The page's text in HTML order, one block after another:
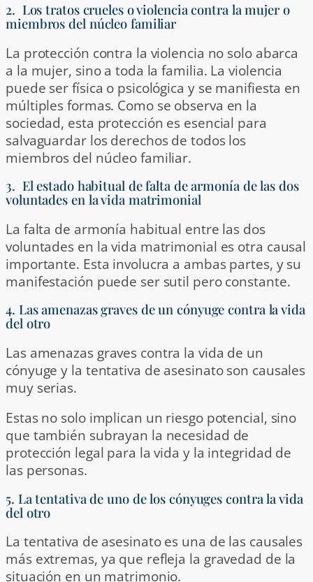
2. Los tratos crueles o violencia contra la mujer o
miembros del núcleo familiar
La protección contra la violencia no solo abarca
a la mujer, sino a toda la familia. La violencia
puede ser física o psicológica y se manifiesta en
múltiples formas. Como se observa en la
sociedad, esta protección es esencial para
salvaguardar los derechos de todos los
miembros del núcleo familiar.
3. El estado habitual de falta de armonía de las dos
voluntades en la vida matrimonial
La falta de armonía habitual entre las dos
voluntades en la vida matrimonial es otra causal
importante. Esta involucra a ambas partes, y su
manifestación puede ser sutil pero constante.
4. Las amenazas graves de un cónyuge contra la vida
del otro
Las amenazas graves contra la vida de un
cónyuge y la tentativa de asesinato son causales
muy serias.
Estas no solo implican un riesgo potencial, sino
que también subrayan la necesidad de
protección legal para la vida y la integridad de
las personas.
5. La tentativa de uno de los cónyuges contra la vida
del otro
La tentativa de asesinato es una de las causales
más extremas, ya que refleja la gravedad de la
situación en un matrimonio.